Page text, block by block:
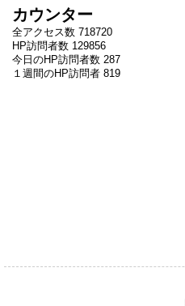
カウンター
全アクセス数 718720
HP訪問者数 129856
今日のHP訪問者数 287
１週間のHP訪問者 819